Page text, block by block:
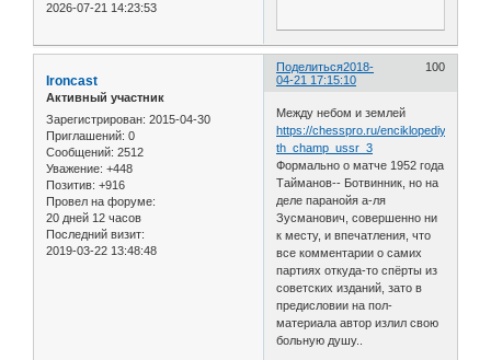
2026-07-21 14:23:53
Поделиться 100
2018-
04-21 17:15:10
Ironcast
Активный участник
Зарегистрирован: 2015-04-30
Приглашений: 0
Сообщений: 2512
Уважение: +448
Позитив: +916
Провел на форуме:
20 дней 12 часов
Последний визит:
2019-03-22 13:48:48
Между небом и землей
https://chesspro.ru/enciklopediya/20-
th_champ_ussr_3
Формально о матче 1952 года
Тайманов-- Ботвинник, но на
деле паранойя а-ля
Зусманович, совершенно ни
к месту, и впечатления, что
все комментарии о самих
партиях откуда-то спёрты из
советских изданий, зато в
предисловии на пол-
материала автор излил свою
больную душу..